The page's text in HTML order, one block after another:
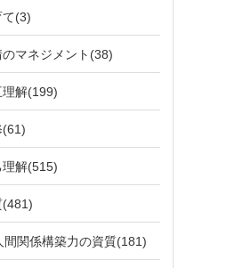
(3)
マネジメント(38)
解(199)
(61)
理解(515)
(481)
間関係構築力の資質(181)